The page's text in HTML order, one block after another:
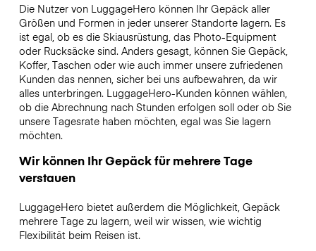
Die Nutzer von LuggageHero können Ihr Gepäck aller
Größen und Formen in jeder unserer Standorte lagern. Es
ist egal, ob es die Skiausrüstung, das Photo-Equipment
oder Rucksäcke sind. Anders gesagt, können Sie Gepäck,
Koffer, Taschen oder wie auch immer unsere zufriedenen
Kunden das nennen, sicher bei uns aufbewahren, da wir
alles unterbringen. LuggageHero-Kunden können wählen,
ob die Abrechnung nach Stunden erfolgen soll oder ob Sie
unsere Tagesrate haben möchten, egal was Sie lagern
möchten.
Wir können Ihr Gepäck für mehrere Tage
verstauen
LuggageHero bietet außerdem die Möglichkeit, Gepäck
mehrere Tage zu lagern, weil wir wissen, wie wichtig
Flexibilität beim Reisen ist.